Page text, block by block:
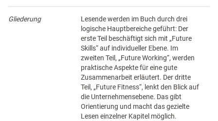
Gliederung
Lesende werden im Buch durch drei
logische Hauptbereiche geführt: Der
erste Teil beschäftigt sich mit „Future
Skills“ auf individueller Ebene. Im
zweiten Teil, „Future Working“, werden
praktische Aspekte für eine gute
Zusammenarbeit erläutert. Der dritte
Teil, „Future Fitness“, lenkt den Blick auf
die Unternehmensebene. Das gibt
Orientierung und macht das gezielte
Lesen einzelner Kapitel möglich.